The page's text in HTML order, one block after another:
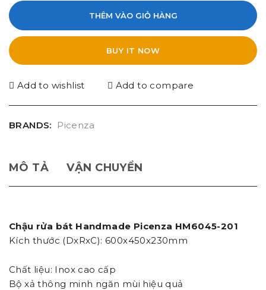
THÊM VÀO GIỎ HÀNG
BUY IT NOW
Add to wishlist Add to compare
BRANDS: Picenza
MÔ TẢ VẬN CHUYỂN
Chậu rửa bát Handmade Picenza HM6045-201
Kích thước (DxRxC): 600x450x230mm
Chất liệu: Inox cao cấp
Bộ xả thông minh ngăn mùi hiệu quả